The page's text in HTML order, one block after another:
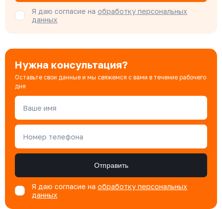
Я даю согласие на обработку персональных
данных
Нужна консультация?
Оставьте свои данные и мы свяжемся с вами в течение рабочего
дня
Ваше имя
Номер телефона
Отправить
Я даю согласие на обработку персональных
данных